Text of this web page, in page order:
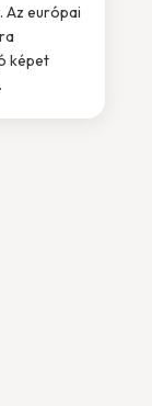
Az európai
képet